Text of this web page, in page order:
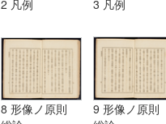
2 凡例 3 凡例
8 形像ノ原則
9 形像ノ原